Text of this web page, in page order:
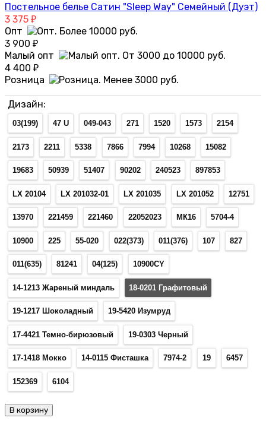
Постельное белье Сатин "Sleep Way" Семейный (Дуэт)
3 375 ₽
Опт
3 900 ₽
Малый опт
4 400 ₽
Розница
Дизайн:
03(199) 47 U 049-043 271 1520 1573 2154
2173 2211 5338 7866 7994 10268 15082
19683 50939 51407 90202 240523 897853
LX 20104 LX 201032-01 LX 201035 LX 201052 12751
13970 221459 221460 22052023 МК16 5704-4
10900 225 55-020 022(373) 011(376) 107 827
011(635) 81241 04(125) 10900CY
14-1213 Жареный миндаль 18-0201 Графитовый
19-1217 Шоколадный 19-5420 Изумруд
17-4421 Темно-бирюзовый 19-0303 Черный
17-1418 Мокко 14-0115 Фисташка 7974-2 19 6457
152369 6104
В корзину